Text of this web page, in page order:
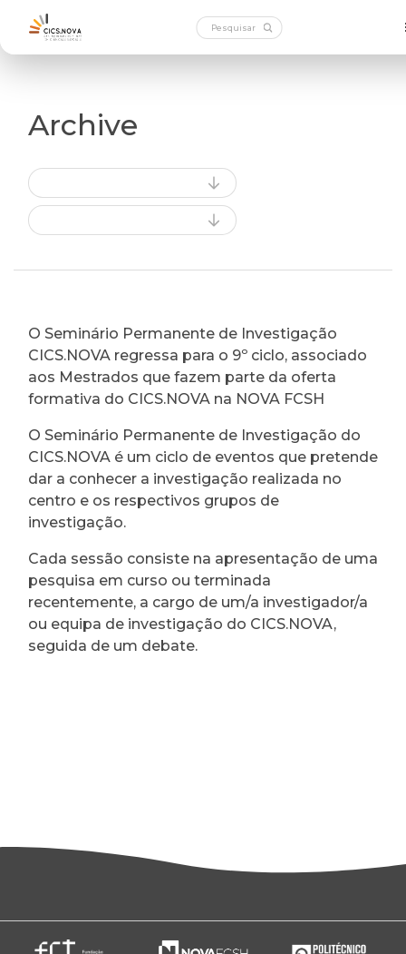
Archive
O Seminário Permanente de Investigação
CICS.NOVA regressa para o 9º ciclo, associado
aos Mestrados que fazem parte da oferta
formativa do CICS.NOVA na NOVA FCSH
O Seminário Permanente de Investigação do
CICS.NOVA é um ciclo de eventos que pretende
dar a conhecer a investigação realizada no
centro e os respectivos grupos de
investigação.
Cada sessão consiste na apresentação de uma
pesquisa em curso ou terminada
recentemente, a cargo de um/a investigador/a
ou equipa de investigação do CICS.NOVA,
seguida de um debate.